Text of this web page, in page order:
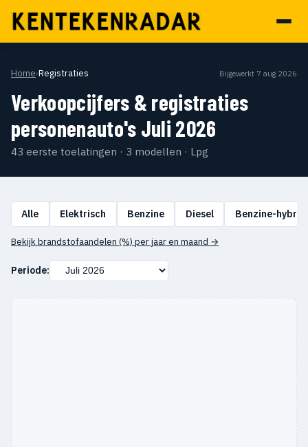
Home›Registraties Bijgewerkt 7 aug 2026
Verkoopcijfers & registraties
personenauto's Juli 2026
43 eerste toelatingen · 3 modellen · Lpg
Alle Elektrisch Benzine Diesel Benzine-
Bekijk brandstofaandelen (%) per jaar en maand →
Periode: